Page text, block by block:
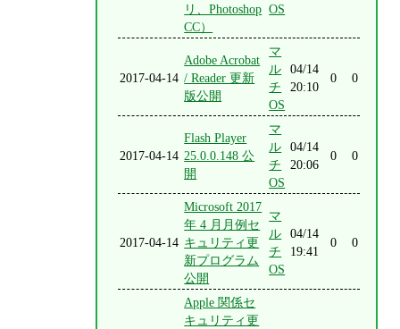
リ、Photoshop
CC）
OS
2017-04-14
Adobe Acrobat
/ Reader 更新
版公開
マ
ル
チ
OS
04/14
20:10
0 0
2017-04-14
Flash Player
25.0.0.148 公
開
マ
ル
チ
OS
04/14
20:06
0 0
2017-04-14
Microsoft 2017
年 4 月月例セ
キュリティ更
新プログラム
公開
マ
ル
チ
OS
04/14
19:41
0 0
Apple 関係セ
キュリティ更